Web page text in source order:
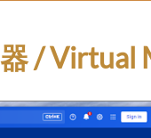
/ Virtual